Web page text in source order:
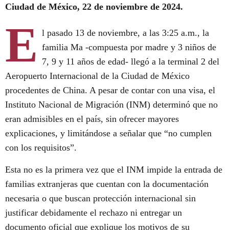
Ciudad de México, 22 de noviembre de 2024.
E
l pasado 13 de noviembre, a las 3:25 a.m., la
familia Ma -compuesta por madre y 3 niños de
7, 9 y 11 años de edad- llegó a la terminal 2 del
Aeropuerto Internacional de la Ciudad de México
procedentes de China. A pesar de contar con una visa, el
Instituto Nacional de Migración (INM) determinó que no
eran admisibles en el país, sin ofrecer mayores
explicaciones, y limitándose a señalar que “no cumplen
con los requisitos”.
Esta no es la primera vez que el INM impide la entrada de
familias extranjeras que cuentan con la documentación
necesaria o que buscan protección internacional sin
justificar debidamente el rechazo ni entregar un
documento oficial que explique los motivos de su